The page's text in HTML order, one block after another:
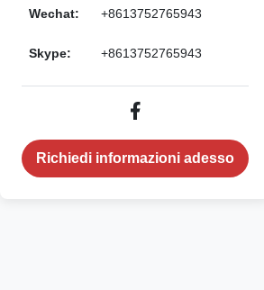
Wechat: +8613752765943
Skype: +8613752765943
Richiedi informazioni adesso